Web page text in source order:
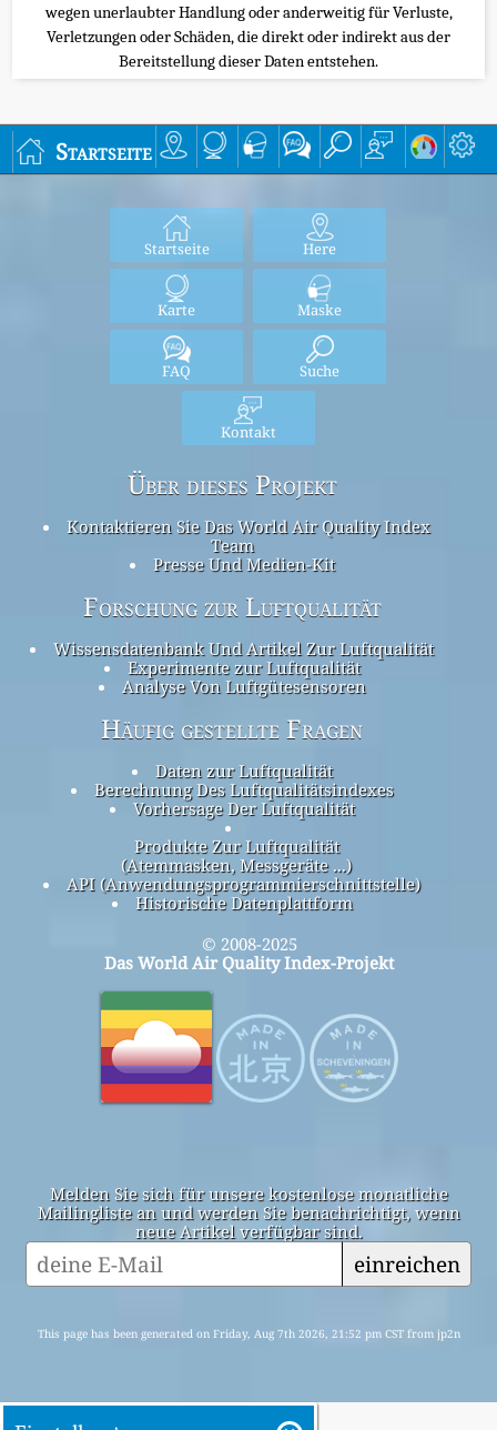
wegen unerlaubter Handlung oder anderweitig für Verluste,
Verletzungen oder Schäden, die direkt oder indirekt aus der
Bereitstellung dieser Daten entstehen.
Startseite
Startseite Here
Karte Maske
FAQ Suche
Kontakt
Über dieses Projekt
Kontaktieren Sie Das World Air Quality Index
Team
Presse Und Medien-Kit
Forschung zur Luftqualität
Wissensdatenbank Und Artikel Zur Luftqualität
Experimente zur Luftqualität
Analyse Von Luftgütesensoren
Häufig gestellte Fragen
Daten zur Luftqualität
Berechnung Des Luftqualitätsindexes
Vorhersage Der Luftqualität
Produkte Zur Luftqualität
(Atemmasken, Messgeräte ...)
API (Anwendungsprogrammierschnittstelle)
Historische Datenplattform
© 2008-2025
Das World Air Quality Index-Projekt
Melden Sie sich für unsere kostenlose monatliche
Mailingliste an und werden Sie benachrichtigt, wenn
neue Artikel verfügbar sind.
einreichen
This page has been generated on Friday, Aug 7th 2026, 21:52 pm CST from jp2n